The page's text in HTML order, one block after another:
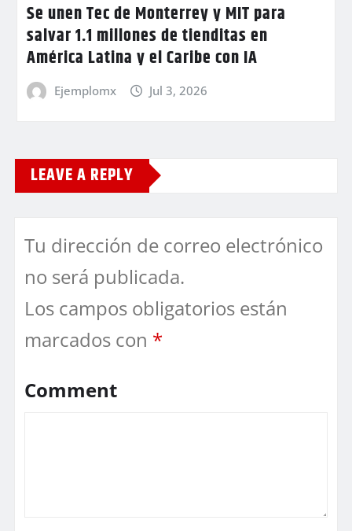
Se unen Tec de Monterrey y MIT para
salvar 1.1 millones de tienditas en
América Latina y el Caribe con IA
Ejemplomx Jul 3, 2026
LEAVE A REPLY
Tu dirección de correo electrónico
no será publicada.
Los campos obligatorios están
marcados con *
Comment